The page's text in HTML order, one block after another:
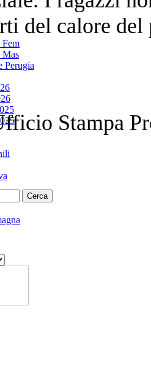
Mas
Perugia
del calore
Stampa